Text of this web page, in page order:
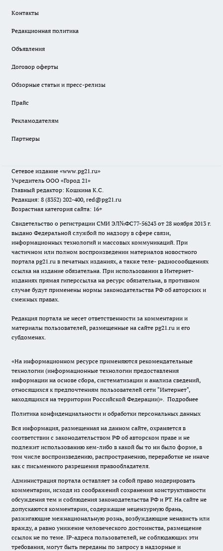
Контакты
Редакционная политика
Объявления
Договор оферты
Обзорные статьи и пресс-релизы
Прайс
Рекламодателям
Партнеры
Сетевое издание «www.pg21.ru»
Учредитель ООО «Город 21»
Главный редактор: Кошкина К.С.
Редакция: 8 (8352) 202-400, red@pg21.ru
Возрастная категория сайта: 16+
Свидетельство о регистрации СМИ ЭЛ№ФС77-56243 от 28 ноября 2013 г.
выдано Федеральной службой по надзору в сфере связи,
информационных технологий и массовых коммуникаций. При
частичном или полном воспроизведении материалов новостного
портала pg21.ru в печатных изданиях, а также теле- радиосообщениях
ссылка на издание обязательна. При использовании в Интернет-
изданиях прямая гиперссылка на ресурс обязательна, в противном
случае будут применены нормы законодательства РФ об авторских и
смежных правах.
Редакция портала не несет ответственности за комментарии и
материалы пользователей, размещенные на сайте pg21.ru и его
субдоменах.
«На информационном ресурсе применяются рекомендательные
технологии (информационные технологии предоставления
информации на основе сбора, систематизации и анализа сведений,
относящихся к предпочтениям пользователей сети "Интернет",
находящихся на территории Российской Федерации)». Подробнее
Политика конфиденциальности и обработки персональных данных
Вся информация, размещенная на данном сайте, охраняется в
соответствии с законодательством РФ об авторском праве и не
подлежит использованию кем-либо в какой бы то ни было форме, в
том числе воспроизведению, распространению, переработке не иначе
как с письменного разрешения правообладателя.
Администрация портала оставляет за собой право модерировать
комментарии, исходя из соображений сохранения конструктивности
обсуждения тем и соблюдения законодательства РФ и РТ. На сайте не
допускаются комментарии, содержащие нецензурную брань,
разжигающие межнациональную рознь, возбуждающие ненависть или
вражду, а равно унижение человеческого достоинства, размещение
ссылок не по теме. IP-адреса пользователей, не соблюдающих эти
требования, могут быть переданы по запросу в надзорные и